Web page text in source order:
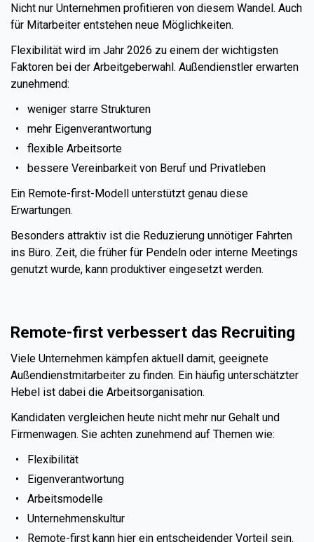
Nicht nur Unternehmen profitieren von diesem Wandel. Auch
für Mitarbeiter entstehen neue Möglichkeiten.
Flexibilität wird im Jahr 2026 zu einem der wichtigsten
Faktoren bei der Arbeitgeberwahl. Außendienstler erwarten
zunehmend:
weniger starre Strukturen
mehr Eigenverantwortung
flexible Arbeitsorte
bessere Vereinbarkeit von Beruf und Privatleben
Ein Remote-first-Modell unterstützt genau diese
Erwartungen.
Besonders attraktiv ist die Reduzierung unnötiger Fahrten
ins Büro. Zeit, die früher für Pendeln oder interne Meetings
genutzt wurde, kann produktiver eingesetzt werden.
Remote-first verbessert das Recruiting
Viele Unternehmen kämpfen aktuell damit, geeignete
Außendienstmitarbeiter zu finden. Ein häufig unterschätzter
Hebel ist dabei die Arbeitsorganisation.
Kandidaten vergleichen heute nicht mehr nur Gehalt und
Firmenwagen. Sie achten zunehmend auf Themen wie:
Flexibilität
Eigenverantwortung
Arbeitsmodelle
Unternehmenskultur
Remote-first kann hier ein entscheidender Vorteil sein.